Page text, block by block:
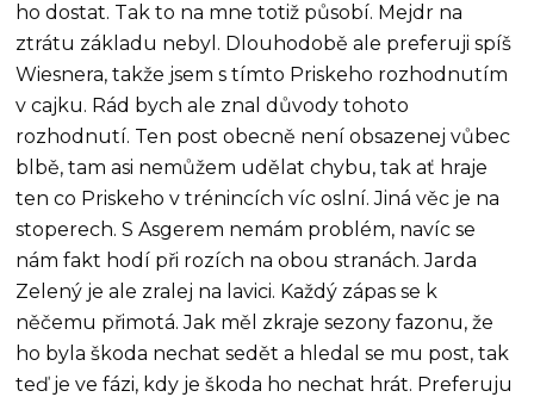
ho dostat. Tak to na mne totiž působí. Mejdr na
ztrátu základu nebyl. Dlouhodobě ale preferuji spíš
Wiesnera, takže jsem s tímto Priskeho rozhodnutím
v cajku. Rád bych ale znal důvody tohoto
rozhodnutí. Ten post obecně není obsazenej vůbec
blbě, tam asi nemůžem udělat chybu, tak ať hraje
ten co Priskeho v trénincích víc oslní. Jiná věc je na
stoperech. S Asgerem nemám problém, navíc se
nám fakt hodí při rozích na obou stranách. Jarda
Zelený je ale zralej na lavici. Každý zápas se k
něčemu přimotá. Jak měl zkraje sezony fazonu, že
ho byla škoda nechat sedět a hledal se mu post, tak
teď je ve fázi, kdy je škoda ho nechat hrát. Preferuju